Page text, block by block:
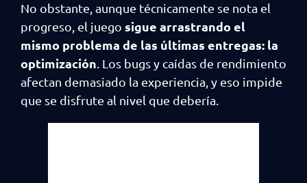
No obstante, aunque técnicamente se nota el
progreso, el juego sigue arrastrando el
mismo problema de las últimas entregas: la
optimización . Los bugs y caídas de rendimiento
afectan demasiado la experiencia, y eso impide
que se disfrute al nivel que debería.